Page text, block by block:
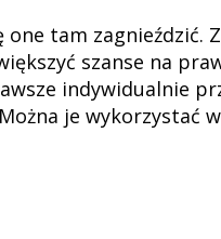
tam zagnieździć.
szanse na
indywidualnie
je wykorzystać